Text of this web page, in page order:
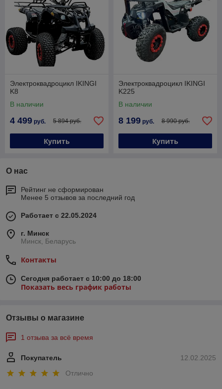
Электроквадроцикл IKINGI
K8
В наличии
4 499 руб. 5 894 руб.
Купить
Электроквадроцикл IKINGI
K225
В наличии
8 199 руб. 8 990 руб.
Купить
О нас
Рейтинг не сформирован
Менее 5 отзывов за последний год
Работает с 22.05.2024
г. Минск
Минск, Беларусь
Контакты
Сегодня работает с 10:00 до 18:00
Показать весь график работы
Отзывы о магазине
1 отзыва за всё время
12.02.2025
Покупатель
Отлично